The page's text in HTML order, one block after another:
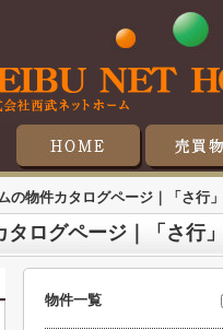
戸
土
マン
収
の物件カタログページ｜「さ行
ログページ｜「さ行
物件一覧